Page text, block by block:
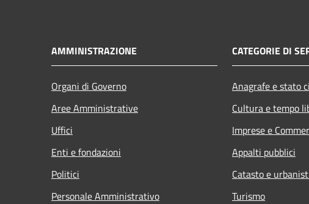
AMMINISTRAZIONE
Organi di Governo
Aree Amministrative
Uffici
Enti e fondazioni
Politici
Personale Amministrativo
CATEGORIE DI
Anagrafe e stato
Cultura e tempo
Imprese e
Appalti pubblici
Catasto e
Turismo